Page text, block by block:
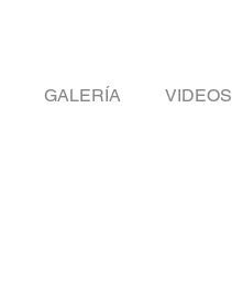
GALERÍA VIDEOS